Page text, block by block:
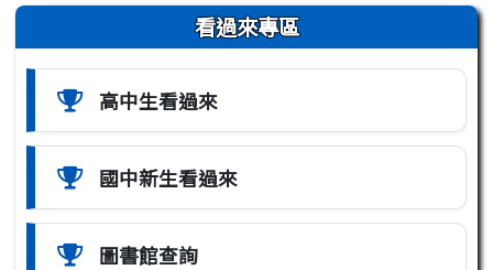
左邊區域內容 看過來專區
高中生看過來
國中新生看過來
圖書館查詢